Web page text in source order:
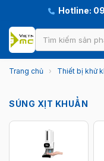
Hotline:
Trang chủ › Thiết bị khử
SÚNG XỊT KHUẨN